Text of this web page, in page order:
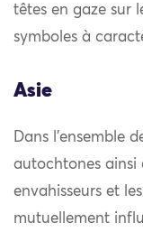
têtes en gaze sur
symboles à
Asie
Dans l’ensemble
autochtones ainsi
envahisseurs et
mutuellement